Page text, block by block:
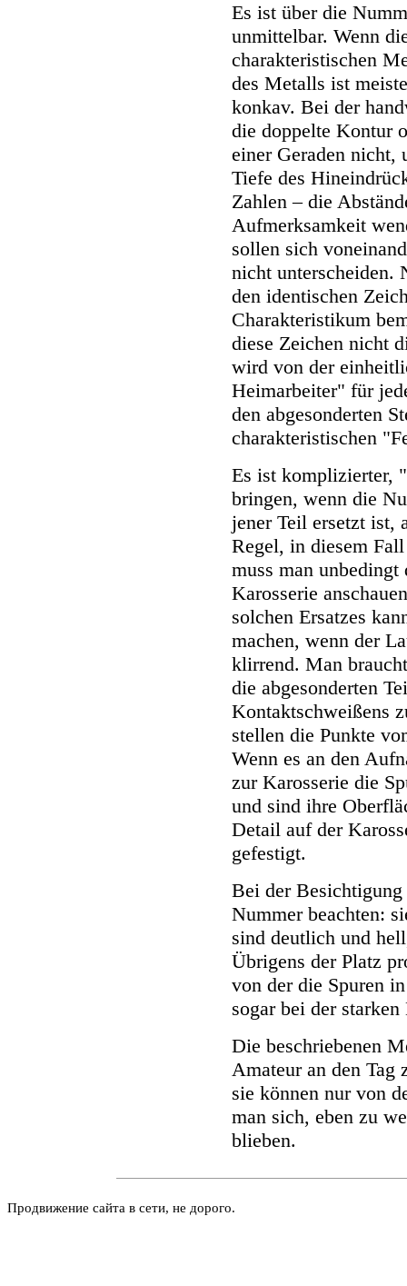
Es ist über die
unmittelbar. Wenn
charakteristischen
des Metalls ist
konkav. Bei der
die doppelte Kontur
einer Geraden nicht,
Tiefe des
Zahlen – die
Aufmerksamkeit
sollen sich
nicht unterscheiden.
den identischen
Charakteristikum
diese Zeichen nicht
wird von der
Heimarbeiter" für
den abgesonderten
charakteristischen
Es ist komplizierter,
bringen, wenn die
jener Teil ersetzt ist,
Regel, in diesem
muss man
Karosserie
solchen Ersatzes
machen, wenn der
klirrend. Man
die abgesonderten
Kontaktschweißens
stellen die Punkte
Wenn es an den
zur Karosserie die
und sind ihre
Detail auf der
gefestigt.
Bei der
Nummer beachten:
sind deutlich und
Übrigens der Platz
von der die Spuren
sogar bei der
Die beschriebenen
Amateur an den Tag
sie können nur von
man sich, eben zu
blieben.
Продвижение сайта в сети, не дорого.